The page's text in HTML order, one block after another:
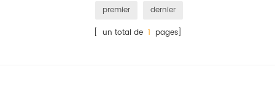
premier
dernier
[ un total de 1 pages]